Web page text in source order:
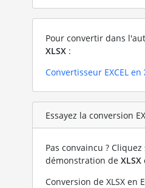
Pour convertir dans
XLSX :
Convertisseur EXCEL en
Essayez la conversion
Pas convaincu ?
démonstration de XLSX
Conversion de XLSX en